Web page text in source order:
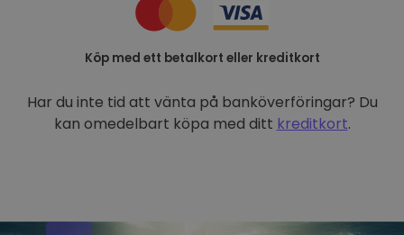
Köp med ett betalkort eller kreditkort
Har du inte tid att vänta på banköverföringar? Du
kan omedelbart köpa med ditt kreditkort.